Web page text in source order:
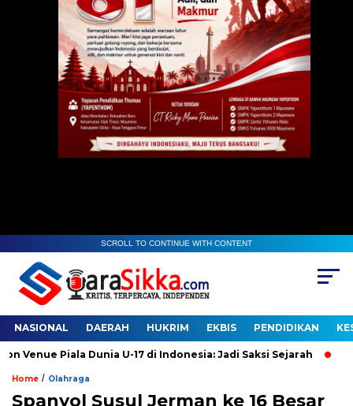
SCROLL TO CONTINUE WITH CONTENT
NASIONAL DAERAH HUKRIM EKBIS PENDIDIKAN
Piala Dunia U-17 di Indonesia: Jadi Saksi Sejarah
Home / Olahraga
Spanyol Susul Jerman ke 16 Besar